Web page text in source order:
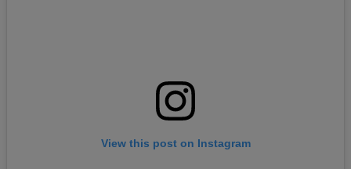
View this post on Instagram